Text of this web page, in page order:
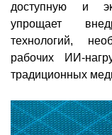
доступную и
упрощает
технологий,
рабочих ИИ-
традиционных